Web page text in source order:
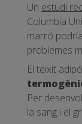
Un estudi
Columbia
marró
problemes
El teixit
Per
la sang i el